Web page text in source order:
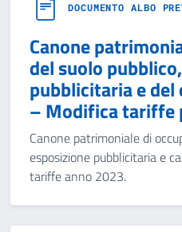
DOCUMENTO ALBO
Canone
del suolo
pubblicitaria e del
– Modifica tariffe
Canone patrimoniale di
esposizione pubblicitaria e
tariffe anno 2023.